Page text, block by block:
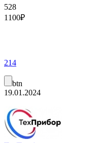
528
1100₽
214
btn
19.01.2024